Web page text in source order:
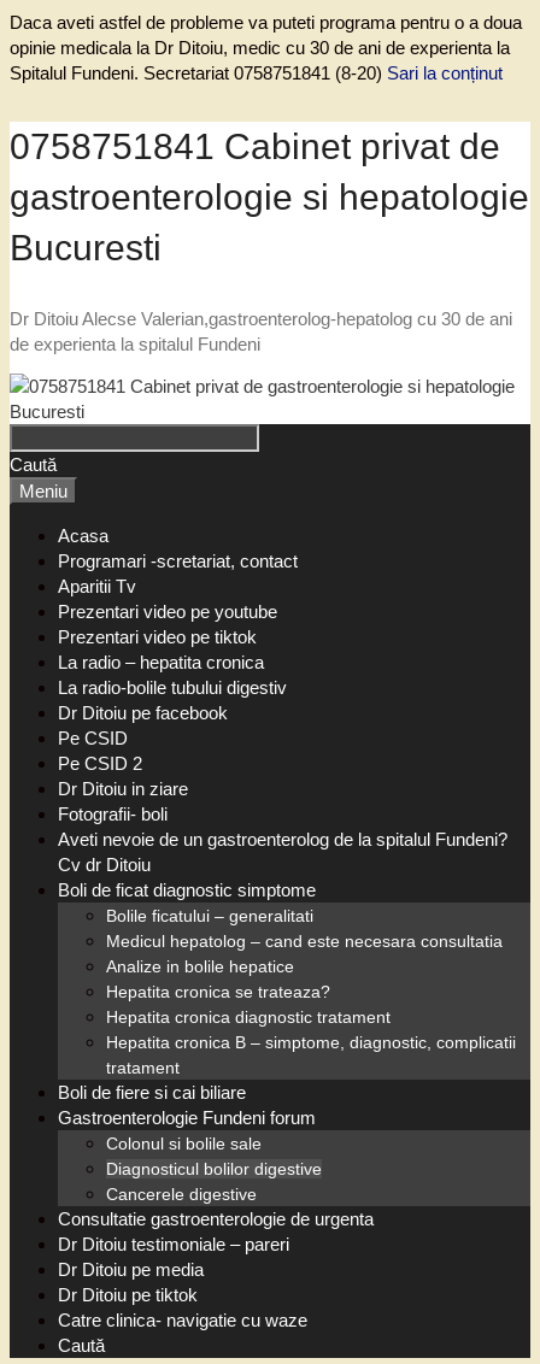
Daca aveti astfel de probleme va puteti programa pentru o a doua
opinie medicala la Dr Ditoiu, medic cu 30 de ani de experienta la
Spitalul Fundeni. Secretariat 0758751841 (8-20) Sari la conținut
0758751841 Cabinet privat de
gastroenterologie si hepatologie
Bucuresti
Dr Ditoiu Alecse Valerian,gastroenterolog-hepatolog cu 30 de ani
de experienta la spitalul Fundeni
Caută
Meniu
Acasa
Programari -scretariat, contact
Aparitii Tv
Prezentari video pe youtube
Prezentari video pe tiktok
La radio – hepatita cronica
La radio-bolile tubului digestiv
Dr Ditoiu pe facebook
Pe CSID
Pe CSID 2
Dr Ditoiu in ziare
Fotografii- boli
Aveti nevoie de un gastroenterolog de la spitalul Fundeni?
Cv dr Ditoiu
Boli de ficat diagnostic simptome
Bolile ficatului – generalitati
Medicul hepatolog – cand este necesara consultatia
Analize in bolile hepatice
Hepatita cronica se trateaza?
Hepatita cronica diagnostic tratament
Hepatita cronica B – simptome, diagnostic, complicatii
tratament
Boli de fiere si cai biliare
Gastroenterologie Fundeni forum
Colonul si bolile sale
Diagnosticul bolilor digestive
Cancerele digestive
Consultatie gastroenterologie de urgenta
Dr Ditoiu testimoniale – pareri
Dr Ditoiu pe media
Dr Ditoiu pe tiktok
Catre clinica- navigatie cu waze
Caută